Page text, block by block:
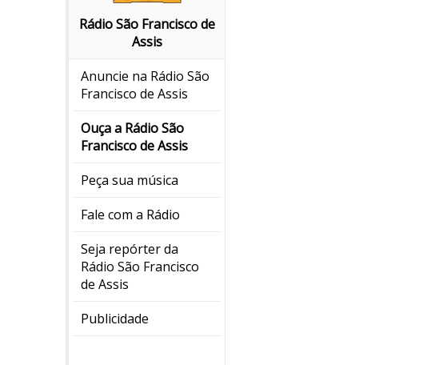
Rádio São Francisco de
Assis
Anuncie na Rádio São
Francisco de Assis
Ouça a Rádio São
Francisco de Assis
Peça sua música
Fale com a Rádio
Seja repórter da
Rádio São Francisco
de Assis
Publicidade